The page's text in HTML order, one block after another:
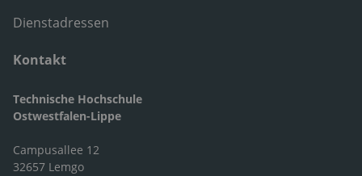
Dienstadressen
Kontakt
Technische Hochschule
Ostwestfalen-Lippe
Campusallee 12
32657 Lemgo